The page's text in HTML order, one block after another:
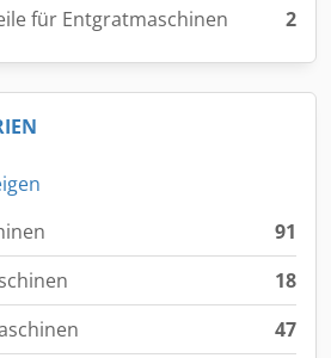
für Entgratmaschinen
2
91
18
47